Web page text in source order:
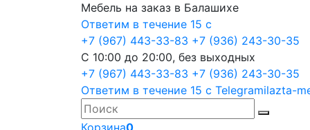
Мебель на заказ в Балашихе
Ответим в течение 15 с
+7 (967) 443-33-83 +7 (936) 243-30-35
С 10:00 до 20:00, без выходных
+7 (967) 443-33-83 +7 (936) 243-30-35
Ответим в течение 15 с Telegramilazta-
Корзина0